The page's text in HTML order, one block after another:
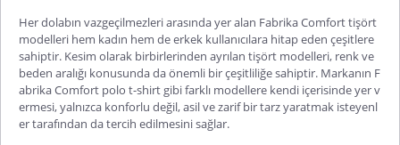
Her dolabın vazgeçilmezleri arasında yer alan Fabrika Comfort tişört
modelleri hem kadın hem de erkek kullanıcılara hitap eden çeşitlere
sahiptir. Kesim olarak birbirlerinden ayrılan tişört modelleri, renk ve
beden aralığı konusunda da önemli bir çeşitliliğe sahiptir. Markanın F
abrika Comfort polo t-shirt gibi farklı modellere kendi içerisinde yer v
ermesi, yalnızca konforlu değil, asil ve zarif bir tarz yaratmak isteyenl
er tarafından da tercih edilmesini sağlar.